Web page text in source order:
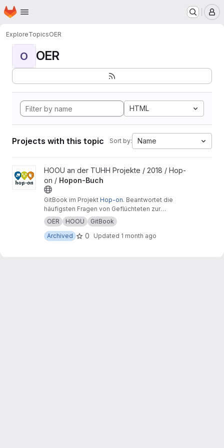
Skip to main content
Homepage
ExploreTopicsOER
O OER
HTML
Projects with this topic Sort by: Name
View Hopon-Buch project
HOOU an der TUHH Projekte / 2018 / Hop-
on / Hopon-Buch
GitBook im Projekt Hop-on. Beantwortet die
häufigsten Fragen von Geflüchteten zur
beruflichen Bildung in Deutschland.
OER HOOU
GitBook
Archived
0 Updated 1 month ago